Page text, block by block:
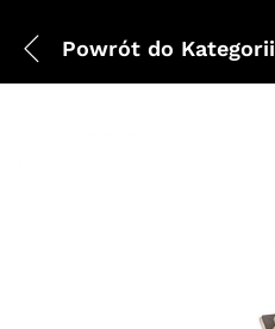
Powrót do Kategorii